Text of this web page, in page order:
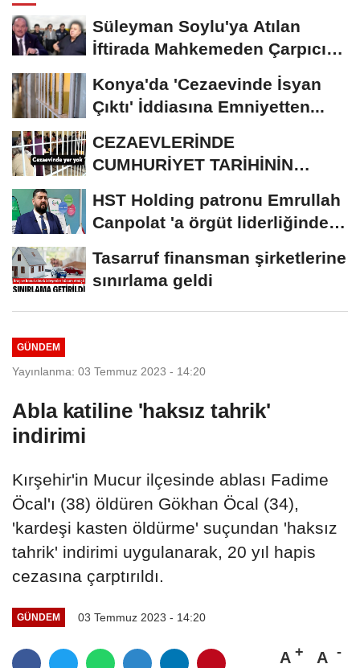
Süleyman Soylu'ya Atılan
İftirada Mahkemeden Çarpıcı
Konya'da 'Cezaevinde İsyan
Çıktı' İddiasına Emniyetten...
CEZAEVLERİNDE
CUMHURİYET TARİHİNİN
KİŞİ...
HST Holding patronu Emrullah
Canpolat 'a örgüt liderliğinden
Tasarruf finansman şirketlerine
sınırlama geldi
GÜNDEM
Yayınlanma: 03 Temmuz 2023 - 14:20
Abla katiline 'haksız tahrik'
indirimi
Kırşehir'in Mucur ilçesinde ablası Fadime
Öcal'ı (38) öldüren Gökhan Öcal (34),
'kardeşi kasten öldürme' suçundan 'haksız
tahrik' indirimi uygulanarak, 20 yıl hapis
cezasına çarptırıldı.
GÜNDEM 03 Temmuz 2023 - 14:20
A A